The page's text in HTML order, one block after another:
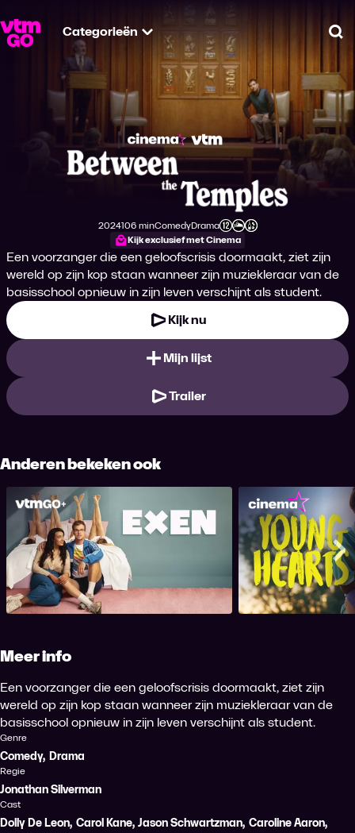
Categorieën
Between the
Productiejaar
2024
Tijdsduur
106 min
Genre
Comedy
Genre
Drama
Leeftijdsclassificatie
Kijk exclusief met Cinema
Een voorzanger die een geloofscrisis doormaakt, ziet zijn
wereld op zijn kop staan wanneer zijn muziekleraar van de
basisschool opnieuw in zijn leven verschijnt als student.
Kijk nu
Mijn lijst
Trailer
Anderen bekeken ook
Exen Young
Meer info
Een voorzanger die een geloofscrisis doormaakt, ziet zijn
wereld op zijn kop staan wanneer zijn muziekleraar van de
basisschool opnieuw in zijn leven verschijnt als student.
Genre
Comedy, Drama
Regie
Jonathan Silverman
Cast
Dolly De Leon, Carol Kane, Jason Schwartzman, Caroline Aaron,